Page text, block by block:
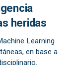
heridas
Learning
en base a